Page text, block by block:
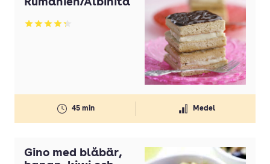
Rumänien/Albinita
Betyg: 4.25 av 5
45 min Medel
Gino med blåbär,